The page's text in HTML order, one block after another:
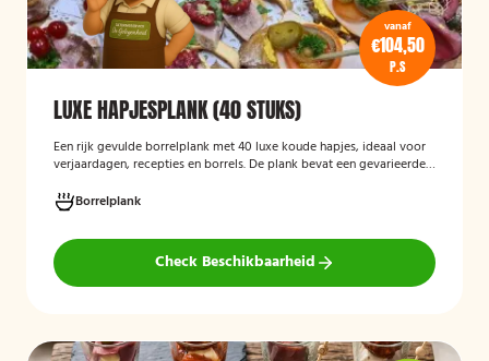
vanaf
€104,50
P.S
LUXE HAPJESPLANK (40 STUKS)
Een rijk gevulde borrelplank met 40 luxe koude hapjes, ideaal voor
verjaardagen, recepties en borrels. De plank bevat een gevarieerde
stijlvol worden gepresenteerd, zodat je gasten direct kunnen
genieten.
Borrelplank
Check Beschikbaarheid